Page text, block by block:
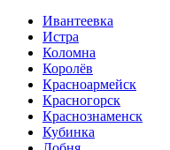
Ивантеевка
Истра
Коломна
Королёв
Красноармейск
Красногорск
Краснознаменск
Кубинка